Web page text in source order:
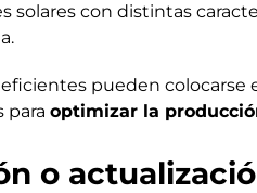
solares con distintas
pueden colocarse
para optimizar la
o